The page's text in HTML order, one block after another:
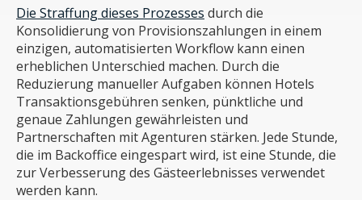
Die Straffung dieses Prozesses durch die
Konsolidierung von Provisionszahlungen in einem
einzigen, automatisierten Workflow kann einen
erheblichen Unterschied machen. Durch die
Reduzierung manueller Aufgaben können Hotels
Transaktionsgebühren senken, pünktliche und
genaue Zahlungen gewährleisten und
Partnerschaften mit Agenturen stärken. Jede Stunde,
die im Backoffice eingespart wird, ist eine Stunde, die
zur Verbesserung des Gästeerlebnisses verwendet
werden kann.